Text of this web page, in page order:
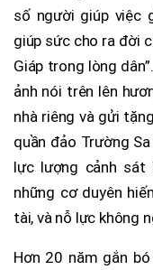
số người giúp việc
giúp sức cho ra đời
Giáp trong lòng
ảnh nói trên lên
nhà riêng và gửi
quần đảo Trường
lực lượng cảnh sát
những cơ duyên
tài, và nỗ lực không
Hơn 20 năm gắn